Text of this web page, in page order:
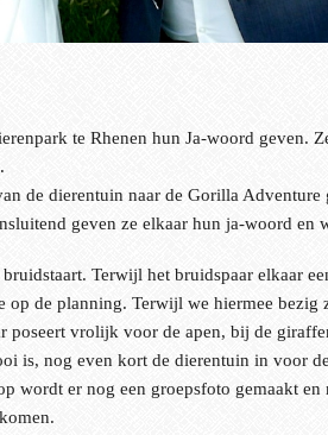
te Rhenen hun Ja-woord
de dierentuin naar de Gorilla
geven ze elkaar hun ja-woord en
Terwijl het bruidspaar elkaar
de planning. Terwijl we hiermee
vrolijk voor de apen, bij de
is, nog even kort de dierentuin in voor
wordt er nog een groepsfoto gemaakt